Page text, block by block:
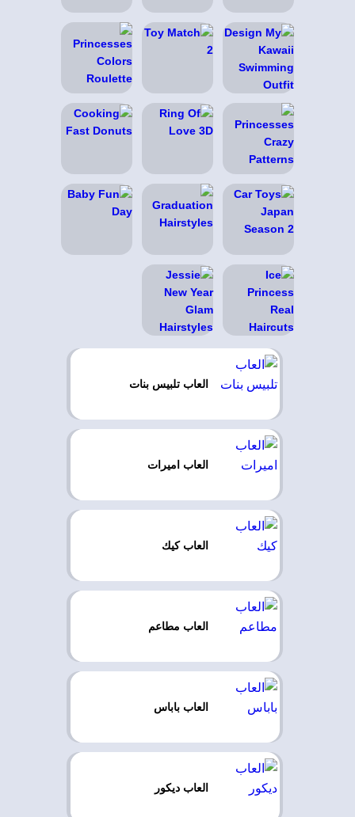
العاب تلبيس بنات
العاب اميرات
العاب كيك
العاب مطاعم
العاب باباس
العاب ديكور